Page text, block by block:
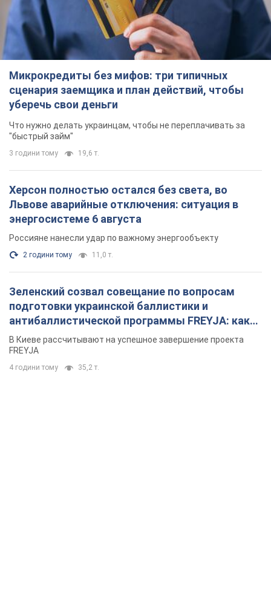
Микрокредиты без мифов: три типичных
сценария заемщика и план действий, чтобы
уберечь свои деньги
Что нужно делать украинцам, чтобы не переплачивать за
"быстрый займ"
3 години тому 19,6 т.
Херсон полностью остался без света, во
Львове аварийные отключения: ситуация в
энергосистеме 6 августа
Россияне нанесли удар по важному энергообъекту
2 години тому 11,0 т.
Зеленский созвал совещание по вопросам
подготовки украинской баллистики и
антибаллистической программы FREYJA: какие
решения готовятся
В Киеве рассчитывают на успешное завершение проекта
FREYJA
4 години тому 35,2 т.